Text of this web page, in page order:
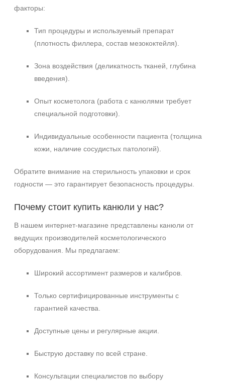
факторы:
Тип процедуры и используемый препарат
(плотность филлера, состав мезококтейля).
Зона воздействия (деликатность тканей, глубина
введения).
Опыт косметолога (работа с канюлями требует
специальной подготовки).
Индивидуальные особенности пациента (толщина
кожи, наличие сосудистых патологий).
Обратите внимание на стерильность упаковки и срок
годности — это гарантирует безопасность процедуры.
Почему стоит купить канюли у нас?
В нашем интернет‑магазине представлены канюли от
ведущих производителей косметологического
оборудования. Мы предлагаем:
Широкий ассортимент размеров и калибров.
Только сертифицированные инструменты с
гарантией качества.
Доступные цены и регулярные акции.
Быструю доставку по всей стране.
Консультации специалистов по выбору